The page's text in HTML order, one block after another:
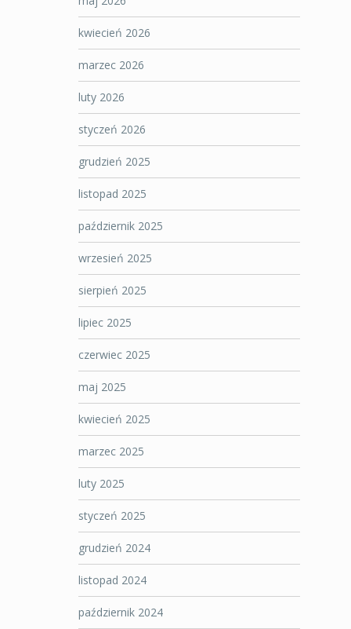
kwiecień 2026
marzec 2026
luty 2026
styczeń 2026
grudzień 2025
listopad 2025
październik 2025
wrzesień 2025
sierpień 2025
lipiec 2025
czerwiec 2025
maj 2025
kwiecień 2025
marzec 2025
luty 2025
styczeń 2025
grudzień 2024
listopad 2024
październik 2024